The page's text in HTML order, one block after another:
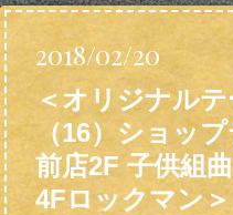
2018/02/20
＜オリジナル
（16）ショッ
前店2F 子供組
4Fロックマン＞